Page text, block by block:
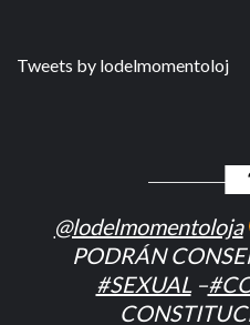
Tweets by lodelmomentoloj
@lodelmomentoloja
PODRÁN
#SEXUAL–